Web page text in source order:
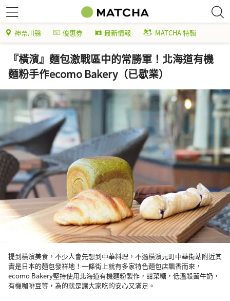
神奈川縣 優惠券 最新情報 MATCHA 特輯
『橫濱』麵包激戰區中的常勝軍！北海道有機
麵粉手作ecomo Bakery（已歇業）
提到橫濱美食，不少人會先想到中華料理，不過橫濱元町中華街站附近其
實是日本的麵包發祥地！一條街上就有多家特色麵包店飄香而來，
ecomo Bakery堅持使用北海道有機麵粉製作，甜菜糖，低溫殺菌牛奶，
有機咖啡豆等，為的就是讓大家吃的安心又滿足。